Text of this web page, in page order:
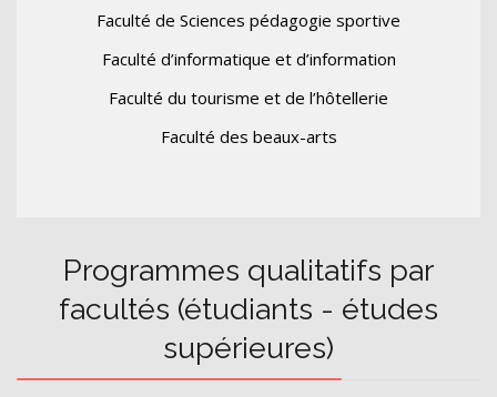
Faculté de Sciences pédagogie sportive
Faculté d’informatique et d’information
Faculté du tourisme et de l’hôtellerie
Faculté des beaux-arts
Programmes qualitatifs par
facultés (étudiants - études
supérieures)